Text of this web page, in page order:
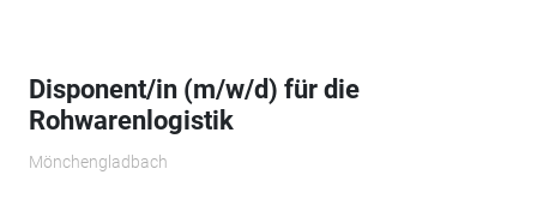
Disponent/in (m/w/d) für die
Rohwarenlogistik
Mönchengladbach